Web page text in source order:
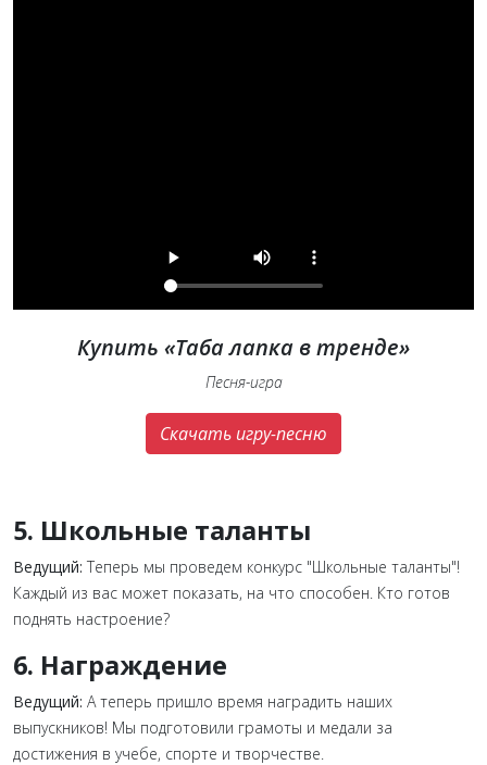
Купить «Таба лапка в тренде»
Песня-игра
Скачать игру-песню
5. Школьные таланты
Ведущий: Теперь мы проведем конкурс "Школьные таланты"!
Каждый из вас может показать, на что способен. Кто готов
поднять настроение?
6. Награждение
Ведущий: А теперь пришло время наградить наших
выпускников! Мы подготовили грамоты и медали за
достижения в учебе, спорте и творчестве.